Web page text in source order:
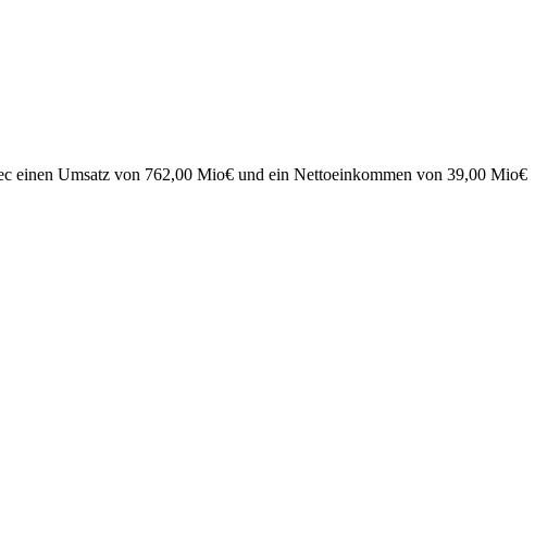
einen Umsatz von 762,00 Mio€ und ein Nettoeinkommen von 39,00 Mio€